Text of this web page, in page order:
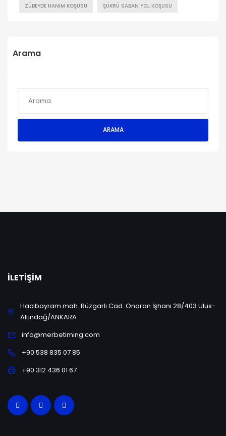
ZÜBEYDE HANIM KOŞUSU ŞÜKRÜ SABAN YOL KOŞUSU
Arama
ARAMA
İLETIŞIM
Hacıbayram mah. Rüzgarlı Cad. Onaran İşhanı 28/403 Ulus-
Altındağ/ANKARA
info@merbetiming.com
+90 538 835 07 85
+90 312 436 01 67